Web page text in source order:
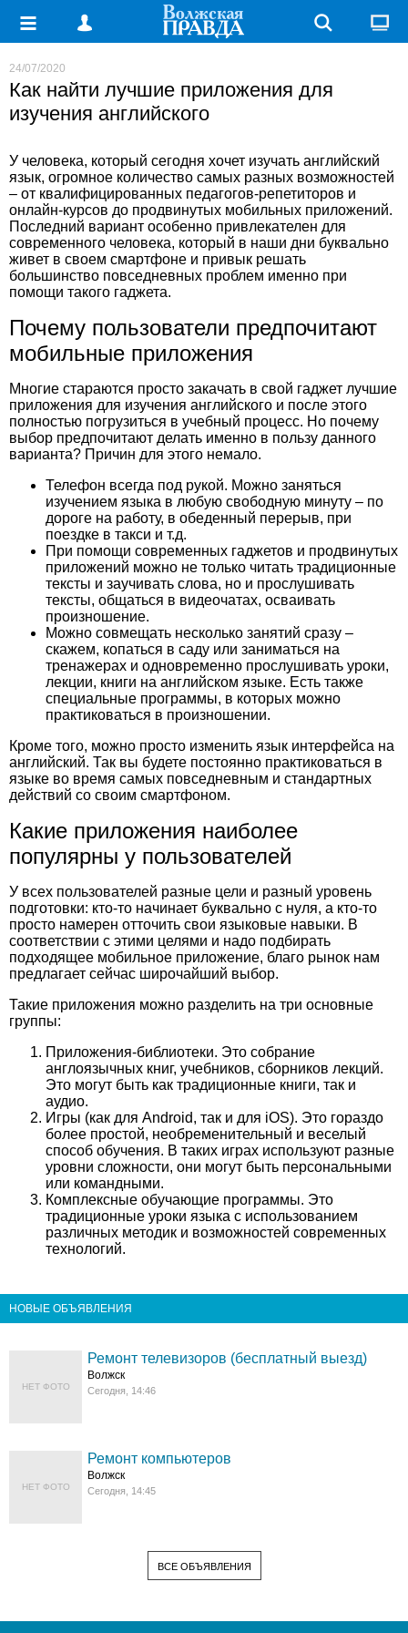
24/07/2020
Как найти лучшие приложения для
изучения английского
У человека, который сегодня хочет изучать английский
язык, огромное количество самых разных возможностей
– от квалифицированных педагогов-репетиторов и
онлайн-курсов до продвинутых мобильных приложений.
Последний вариант особенно привлекателен для
современного человека, который в наши дни буквально
живет в своем смартфоне и привык решать
большинство повседневных проблем именно при
помощи такого гаджета.
Почему пользователи предпочитают
мобильные приложения
Многие стараются просто закачать в свой гаджет лучшие
приложения для изучения английского и после этого
полностью погрузиться в учебный процесс. Но почему
выбор предпочитают делать именно в пользу данного
варианта? Причин для этого немало.
Телефон всегда под рукой. Можно заняться
изучением языка в любую свободную минуту – по
дороге на работу, в обеденный перерыв, при
поездке в такси и т.д.
При помощи современных гаджетов и продвинутых
приложений можно не только читать традиционные
тексты и заучивать слова, но и прослушивать
тексты, общаться в видеочатах, осваивать
произношение.
Можно совмещать несколько занятий сразу –
скажем, копаться в саду или заниматься на
тренажерах и одновременно прослушивать уроки,
лекции, книги на английском языке. Есть также
специальные программы, в которых можно
практиковаться в произношении.
Кроме того, можно просто изменить язык интерфейса на
английский. Так вы будете постоянно практиковаться в
языке во время самых повседневным и стандартных
действий со своим смартфоном.
Какие приложения наиболее
популярны у пользователей
У всех пользователей разные цели и разный уровень
подготовки: кто-то начинает буквально с нуля, а кто-то
просто намерен отточить свои языковые навыки. В
соответствии с этими целями и надо подбирать
подходящее мобильное приложение, благо рынок нам
предлагает сейчас широчайший выбор.
Такие приложения можно разделить на три основные
группы:
Приложения-библиотеки. Это собрание
англоязычных книг, учебников, сборников лекций.
Это могут быть как традиционные книги, так и
аудио.
Игры (как для Android, так и для iOS). Это гораздо
более простой, необременительный и веселый
способ обучения. В таких играх используют разные
уровни сложности, они могут быть персональными
или командными.
Комплексные обучающие программы. Это
традиционные уроки языка с использованием
различных методик и возможностей современных
технологий.
НОВЫЕ ОБЪЯВЛЕНИЯ
НЕТ ФОТО
Ремонт телевизоров (бесплатный выезд)
Волжск
Сегодня, 14:46
НЕТ ФОТО
Ремонт компьютеров
Волжск
Сегодня, 14:45
ВСЕ ОБЪЯВЛЕНИЯ